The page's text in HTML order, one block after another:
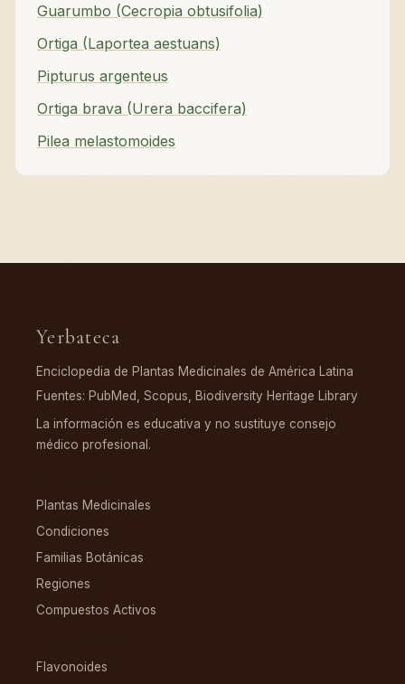
Guarumbo (Cecropia obtusifolia)
Ortiga (Laportea aestuans)
Pipturus argenteus
Ortiga brava (Urera baccifera)
Pilea melastomoides
Yerbateca
Enciclopedia de Plantas Medicinales de América Latina
Fuentes: PubMed, Scopus, Biodiversity Heritage Library
La información es educativa y no sustituye consejo
médico profesional.
Plantas Medicinales
Condiciones
Familias Botánicas
Regiones
Compuestos Activos
Flavonoides